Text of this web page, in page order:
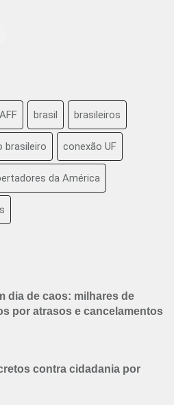
brasil brasileiros
brasileiro conexão UF
da América
dia de caos: milhares de
por atrasos e cancelamentos
contra cidadania por